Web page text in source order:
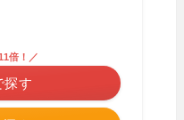
倍！／
探す